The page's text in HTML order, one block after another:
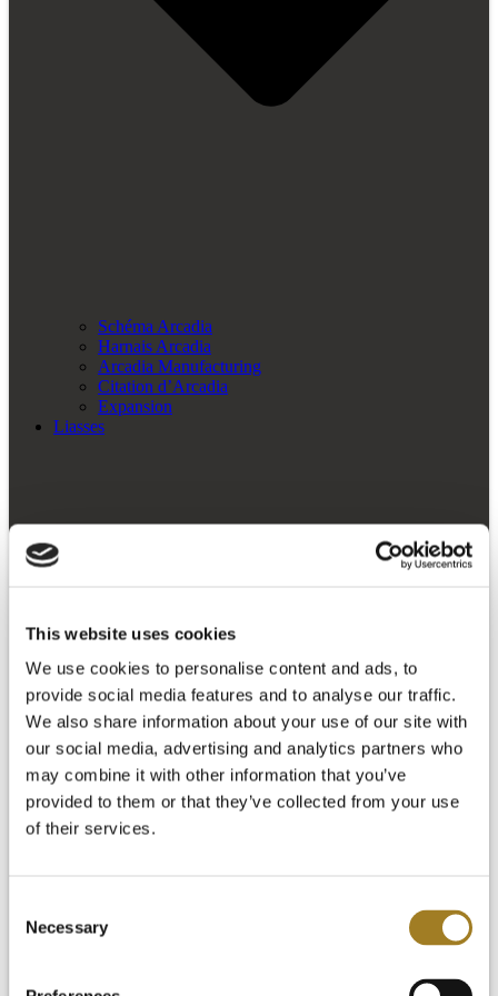
This website uses cookies
We use cookies to personalise content and ads, to
provide social media features and to analyse our traffic.
We also share information about your use of our site with
our social media, advertising and analytics partners who
may combine it with other information that you’ve
provided to them or that they’ve collected from your use
of their services.
Selection
Necessary
Schéma Arcadia
Harnais Arcadia
Arcadia Manufacturing
Citation d’Arcadia
Expansion
Liasses